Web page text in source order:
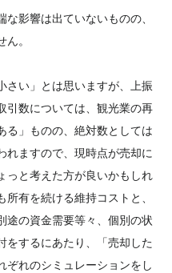
影響は出ていないものの、
。
さい」とは思いますが、上振
引数については、観光業の再
る」ものの、絶対数としては
れますので、現時点が売却に
っと考えた方が良いかもしれ
有を続ける維持コストと、
途の資金需要等々、個別の状
をするにあたり、「売却した
ぞれのシミュレーションをし